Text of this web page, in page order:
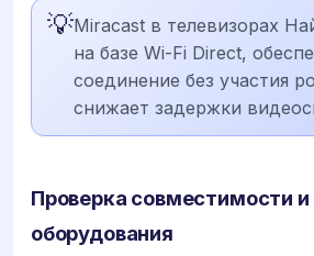
💡Miracast в телевизорах
на базе Wi-Fi Direct,
соединение без участия
снижает задержки
Проверка совместимости и
оборудования